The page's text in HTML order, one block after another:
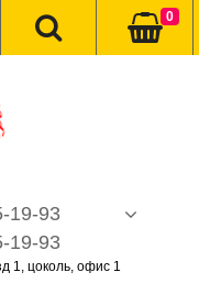
19-93
19-93
1, цоколь, офис 1
0